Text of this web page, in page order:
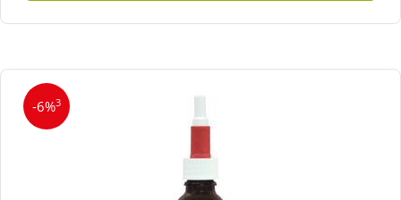
-6%3